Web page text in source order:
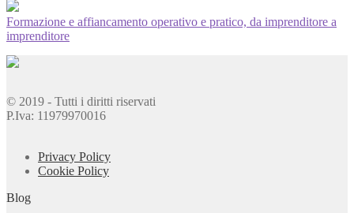
Formazione e affiancamento operativo e pratico, da imprenditore a
imprenditore
© 2019 - Tutti i diritti riservati
P.Iva: 11979970016
Privacy Policy
Cookie Policy
Blog